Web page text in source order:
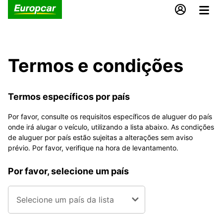
Termos e condições
Termos específicos por país
Por favor, consulte os requisitos específicos de aluguer do país
onde irá alugar o veículo, utilizando a lista abaixo. As condições
de aluguer por país estão sujeitas a alterações sem aviso
prévio. Por favor, verifique na hora de levantamento.
Por favor, selecione um país